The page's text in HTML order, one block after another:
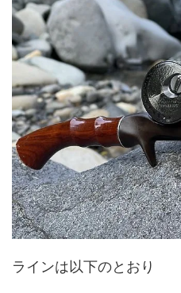
ラインは以下のとおり